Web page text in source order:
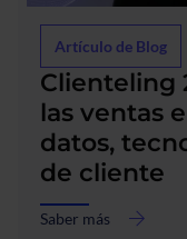
Clienteling
las ventas
datos,
de cliente
Artículo de Blog
Saber más
acerca
de
Clienteling
2.0:
cómo
potenciar
las
en